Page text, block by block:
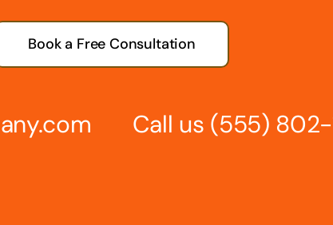
Book a Free Consultation
Call us (555) 802-